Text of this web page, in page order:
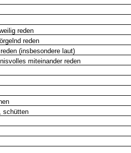
reden
reden
(insbesondere laut)
miteinander reden